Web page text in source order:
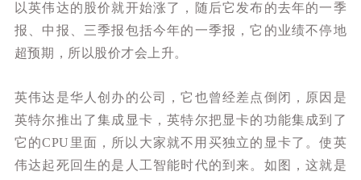
以英伟达的股价就开始涨了，随后它发布的去年的一季
报、中报、三季报包括今年的一季报，它的业绩不停地
超预期，所以股价才会上升。
英伟达是华人创办的公司，它也曾经差点倒闭，原因是
英特尔推出了集成显卡，英特尔把显卡的功能集成到了
它的CPU里面，所以大家就不用买独立的显卡了。使英
伟达起死回生的是人工智能时代的到来。如图，这就是